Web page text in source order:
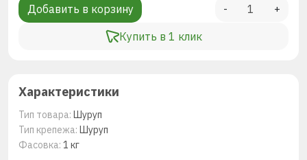
Добавить в корзину
Купить в 1 клик
- +
Характеристики
Тип товара: Шуруп
Тип крепежа: Шуруп
Фасовка: 1 кг